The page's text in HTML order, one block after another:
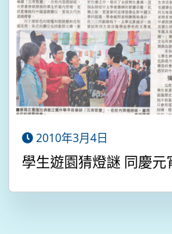
2010年3月4日
學生遊園猜燈謎 同慶元